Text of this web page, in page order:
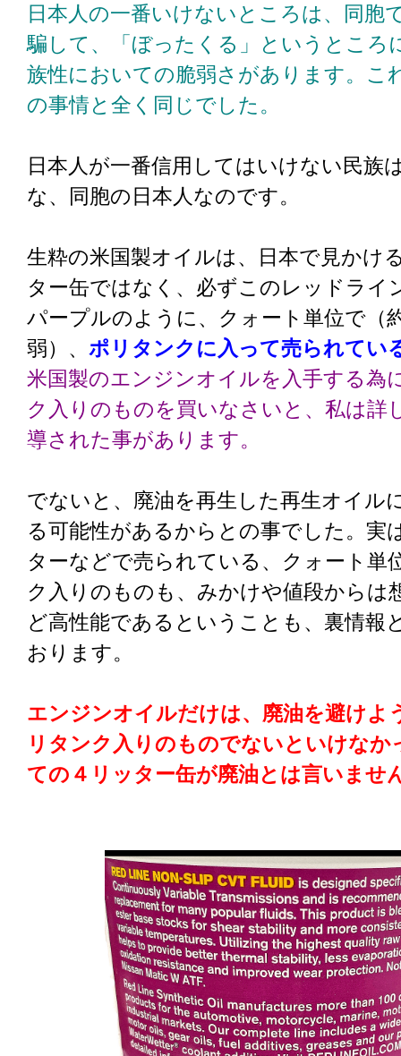
日本人の一番いけないところは、同胞
騙して、「ぼったくる」というところ
族性においての脆弱さがあります。こ
の事情と全く同じでした。
日本人が一番信用してはいけない民族
な、同胞の日本人なのです。
生粋の米国製オイルは、日本で見かけ
ター缶ではなく、必ずこのレッドライ
パープルのように、クォート単位で（
弱）、 ポリタンクに入って売られてい
米国製のエンジンオイルを入手する為
ク入りのものを買いなさいと、私は詳
導された事があります。
でないと、廃油を再生した再生オイル
る可能性があるからとの事でした。実
ターなどで売られている、クォート単
ク入りのものも、みかけや値段からは
ど高性能であるということも、裏情報
おります。
エンジンオイルだけは、廃油を避けよ
リタンク入りのものでないといけなか
ての４リッター缶が廃油とは言いませ